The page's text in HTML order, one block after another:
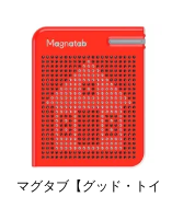
マグタブ【グッド・トイ